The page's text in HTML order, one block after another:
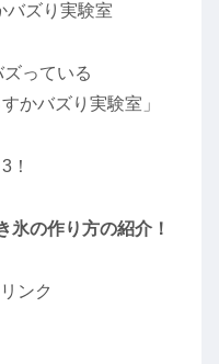
ズり実験室
っている
かバズり実験室」
！
氷の作り方の紹介！
ンク